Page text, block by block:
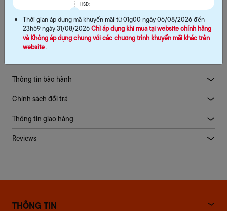
THÊM VÀO GIỎ
Thông tin bảo hành
Chính sách đổi trả
Thông tin giao hàng
Reviews
THÔNG TIN
HSD:
Thời gian áp dụng mã khuyến mãi từ 01g00 ngày 06/08/2026 đến
23h59 ngày 31/08/2026Chỉ áp dụng khi mua tại website chính hãng
và Không áp dụng chung với các chương trình khuyến mãi khác trên
website.